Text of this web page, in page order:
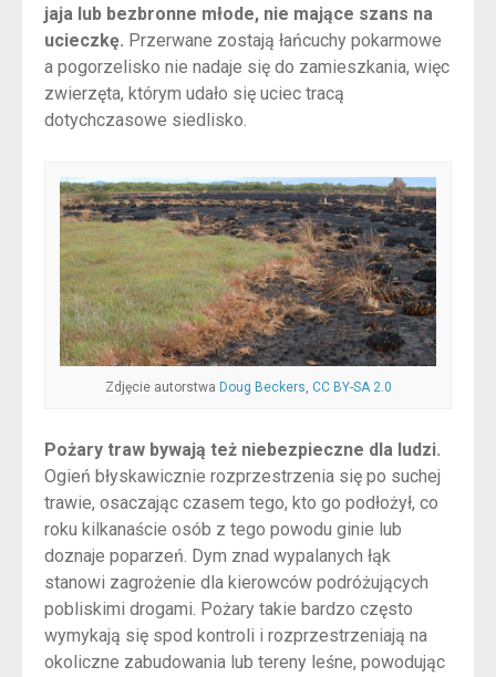
jaja lub bezbronne młode, nie mające szans na
ucieczkę. Przerwane zostają łańcuchy pokarmowe
a pogorzelisko nie nadaje się do zamieszkania, więc
zwierzęta, którym udało się uciec tracą
dotychczasowe siedlisko.
Zdjęcie autorstwa Doug Beckers CC BY-SA 2.0
Pożary traw bywają też niebezpieczne dla ludzi.
Ogień błyskawicznie rozprzestrzenia się po suchej
trawie, osaczając czasem tego, kto go podłożył, co
roku kilkanaście osób z tego powodu ginie lub
doznaje poparzeń. Dym znad wypalanych łąk
stanowi zagrożenie dla kierowców podróżujących
pobliskimi drogami. Pożary takie bardzo często
wymykają się spod kontroli i rozprzestrzeniają na
okoliczne zabudowania lub tereny leśne, powodując